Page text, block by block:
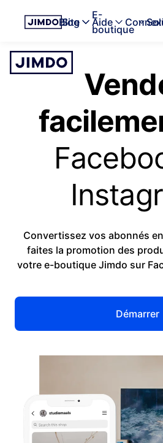
Site
E-
boutique
Blog Aide
Convertissez vos abonnés
faites la promotion des
votre e-boutique Jimdo sur
Démarrer